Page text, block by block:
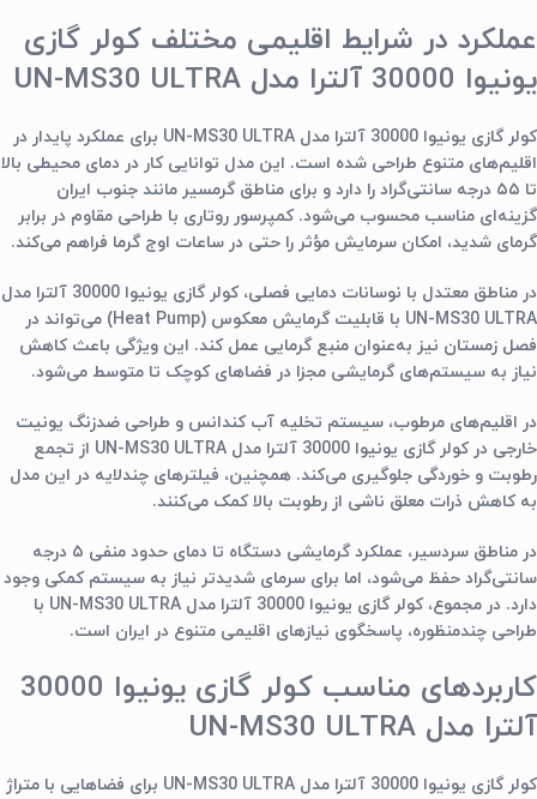
عملکرد در شرایط اقلیمی مختلف کولر گازی
یونیوا 30000 آلترا مدل UN-MS30 ULTRA
کولر گازی یونیوا 30000 آلترا مدل UN-MS30 ULTRA برای عملکرد پایدار در
اقلیم‌های متنوع طراحی شده است. این مدل توانایی کار در دمای محیطی بالا
تا ۵۵ درجه سانتی‌گراد را دارد و برای مناطق گرمسیر مانند جنوب ایران
گزینه‌ای مناسب محسوب می‌شود. کمپرسور روتاری با طراحی مقاوم در برابر
گرمای شدید، امکان سرمایش مؤثر را حتی در ساعات اوج گرما فراهم می‌کند.
در مناطق معتدل با نوسانات دمایی فصلی، کولر گازی یونیوا 30000 آلترا مدل
UN-MS30 ULTRA با قابلیت گرمایش معکوس (Heat Pump) می‌تواند در
فصل زمستان نیز به‌عنوان منبع گرمایی عمل کند. این ویژگی باعث کاهش
نیاز به سیستم‌های گرمایشی مجزا در فضاهای کوچک تا متوسط می‌شود.
در اقلیم‌های مرطوب، سیستم تخلیه آب کندانس و طراحی ضدزنگ یونیت
خارجی در کولر گازی یونیوا 30000 آلترا مدل UN-MS30 ULTRA از تجمع
رطوبت و خوردگی جلوگیری می‌کند. همچنین، فیلترهای چندلایه در این مدل
به کاهش ذرات معلق ناشی از رطوبت بالا کمک می‌کنند.
در مناطق سردسیر، عملکرد گرمایشی دستگاه تا دمای حدود منفی ۵ درجه
سانتی‌گراد حفظ می‌شود، اما برای سرمای شدیدتر نیاز به سیستم کمکی وجود
دارد. در مجموع، کولر گازی یونیوا 30000 آلترا مدل UN-MS30 ULTRA با
طراحی چندمنظوره، پاسخگوی نیازهای اقلیمی متنوع در ایران است.
کاربردهای مناسب کولر گازی یونیوا 30000
آلترا مدل UN-MS30 ULTRA
کولر گازی یونیوا 30000 آلترا مدل UN-MS30 ULTRA برای فضاهایی با متراژ